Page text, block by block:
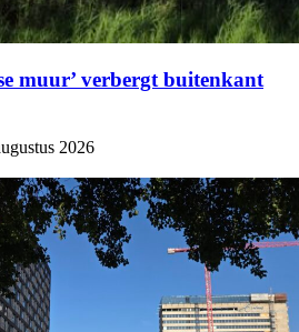
muur’ verbergt buitenkant
2026